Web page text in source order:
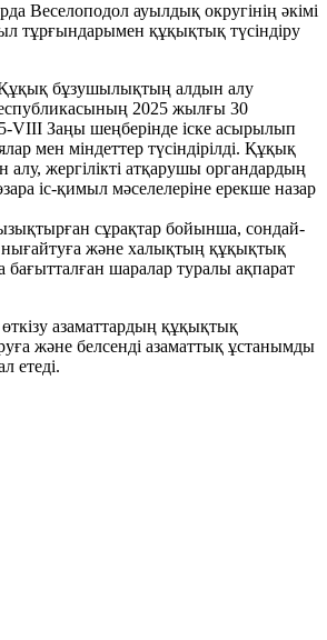
Веселоподол ауылдық округінің әкімі
тұрғындарымен құқықтық түсіндіру
бұзушылықтың алдын алу
2025 жылғы 30
VIII Заңы шеңберінде іске асырылып
мен міндеттер түсіндірілді. Құқық
жергілікті атқарушы органдардың
іс-қимыл мәселелеріне ерекше назар
сұрақтар бойынша, сондай-
нығайтуға және халықтың құқықтық
бағытталған шаралар туралы ақпарат
азаматтардың құқықтық
және белсенді азаматтық ұстанымды
етеді.